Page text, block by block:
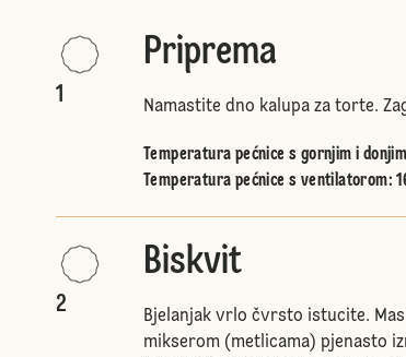
1
Priprema
Namastite dno kalupa za torte.
Temperatura pećnice s gornjim i
Temperatura pećnice s ventilatorom:
2
Biskvit
Bjelanjak vrlo čvrsto istucite.
mikserom (metlicama) pjenasto